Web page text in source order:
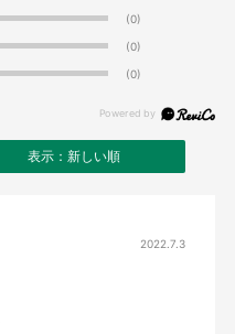
(0)
(0)
(0)
表示：新しい順
2022.7.3